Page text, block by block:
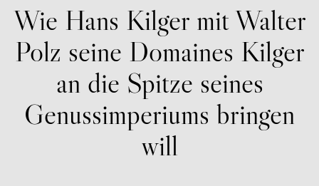
Wie Hans Kilger mit Walter
Polz seine Domaines Kilger
an die Spitze seines
Genussimperiums bringen
will